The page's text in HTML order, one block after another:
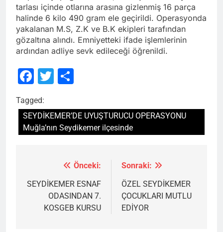
tarlası içinde otlarına arasına gizlenmiş 16 parça
halinde 6 kilo 490 gram ele geçirildi. Operasyonda
yakalanan M.S, Z.K ve B.K ekipleri tarafından
gözaltına alındı. Emniyetteki ifade işlemlerinin
ardından adliye sevk edileceği öğrenildi.
Facebook
Twitter
Tagged:
SEYDİKEMER’DE UYUŞTURUCU OPERASYONU
Muğla’nın Seydikemer ilçesinde
gezinmesi
Önceki:
SEYDİKEMER ESNAF
ODASINDAN 7.
KOSGEB KURSU
Sonraki:
ÖZEL SEYDİKEMER
ÇOCUKLARI MUTLU
EDİYOR